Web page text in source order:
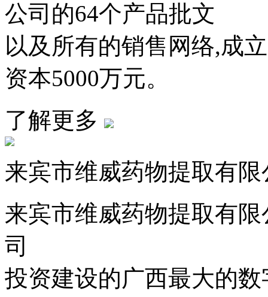
公司的64个产品批文
以及所有的销售网络,成
资本5000万元。
了解更多
来宾市维威药物提取有限
来宾市维威药物提取有
司
投资建设的广西最大的